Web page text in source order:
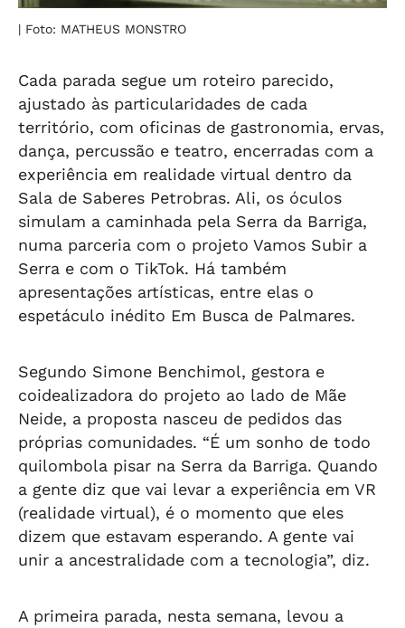
| Foto: MATHEUS MONSTRO
Cada parada segue um roteiro parecido,
ajustado às particularidades de cada
território, com oficinas de gastronomia, ervas,
dança, percussão e teatro, encerradas com a
experiência em realidade virtual dentro da
Sala de Saberes Petrobras. Ali, os óculos
simulam a caminhada pela Serra da Barriga,
numa parceria com o projeto Vamos Subir a
Serra e com o TikTok. Há também
apresentações artísticas, entre elas o
espetáculo inédito Em Busca de Palmares.
Segundo Simone Benchimol, gestora e
coidealizadora do projeto ao lado de Mãe
Neide, a proposta nasceu de pedidos das
próprias comunidades. “É um sonho de todo
quilombola pisar na Serra da Barriga. Quando
a gente diz que vai levar a experiência em VR
(realidade virtual), é o momento que eles
dizem que estavam esperando. A gente vai
unir a ancestralidade com a tecnologia”, diz.
A primeira parada, nesta semana, levou a